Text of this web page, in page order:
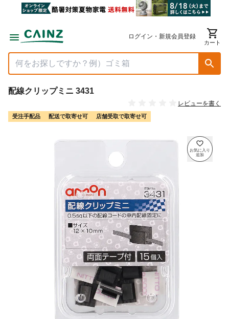
ログイン・新規会員登録
カート
配線クリップミニ 3431
レビューを書く
受注手配品 配送で取寄せ可 店舗受取で取寄せ可